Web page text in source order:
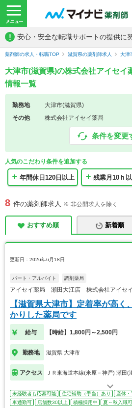
! 安心・安全な転職サポートの提供に
薬剤師の求人・転職TOP 滋賀県の薬剤師求人 大津
大津市(滋賀県)の株式会社アイセイ
情報一覧
勤務地
大津市(滋賀県)
その他
株式会社アイセイ薬局
条件を変更
人気のこだわり条件を追加する
年間休日120日以上 残業月10ｈ
8 件の薬剤師求人 ※ 非公開求人を除く
おすすめ順 新着順
更新日：2026年6月18日
パート・アルバイト 調剤薬局
アイセイ薬局 瀬田大江店 株式会社アイセ
【滋賀県大津市】定着率が高く
かりした薬局です
給与 【時給】1,800円～2,500円
勤務地 滋賀県 大津市
アクセス ＪＲ東海道本線(米原－神戸) 瀬田(
未経験者も応募可能 住宅補助（手当）あり 産休
車通勤可
店舗数30以上 積極採用中 夏～秋入職可